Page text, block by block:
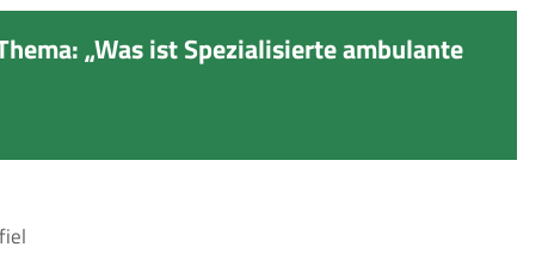
„Was ist Spezialisierte ambulante